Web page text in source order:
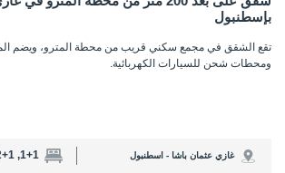
بإسطنبول
تقع الشقق في مجمع سكني قريب من محطة المترو، ويضم
ومحطات شحن للسيارات الكهربائية.
غازي عثمان باشا - اسطنبول 1+1, 2+1, 3+1